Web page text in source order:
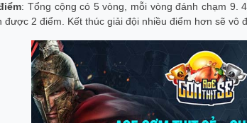
: Tổng cộng có 5 vòng, mỗi vòng đánh chạm 9.
được 2 điểm. Kết thúc giải đội nhiều điểm hơn sẽ vô